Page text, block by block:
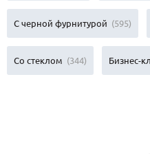
С черной фурнитурой (595)
Со стеклом (344) Бизнес-